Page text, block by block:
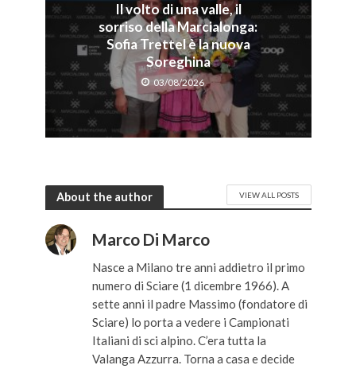
Il volto di una valle, il
sorriso della Marcialonga:
Sofia Trettel è la nuova
Soreghina
03/08/2026
About the author VIEW ALL POSTS
Marco Di Marco
Nasce a Milano tre anni addietro il primo
numero di Sciare (1 dicembre 1966). A
sette anni il padre Massimo (fondatore di
Sciare) lo porta a vedere i Campionati
Italiani di sci alpino. C’era tutta la
Valanga Azzurra. Torna a casa e decide